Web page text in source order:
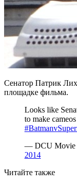
Сенатор Патрик
площадке фильма.
Looks like
to make
— DCU Movie
2014
Читайте также